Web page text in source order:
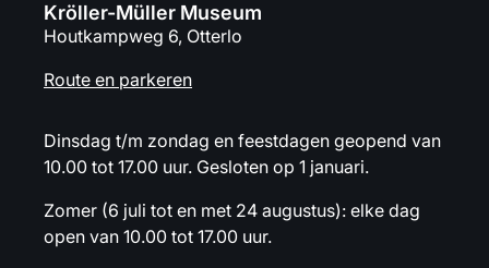
Kröller-Müller Museum
Houtkampweg 6, Otterlo
Route en parkeren
Dinsdag t/m zondag en feestdagen geopend van
10.00 tot 17.00 uur. Gesloten op 1 januari.
Zomer (6 juli tot en met 24 augustus): elke dag
open van 10.00 tot 17.00 uur.